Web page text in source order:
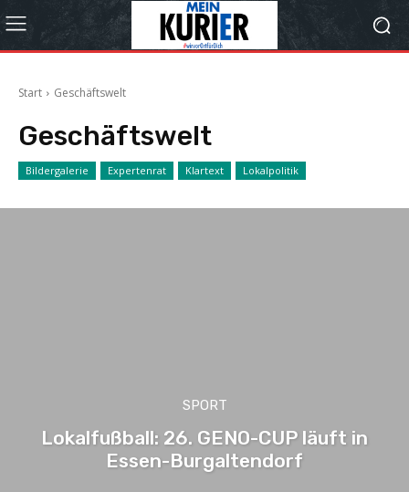
Start Geschäftswelt
Geschäftswelt
Bildergalerie Expertenrat Klartext Lokalpolitik
SPORT
Lokalfußball: 26. GENO-CUP läuft in
Essen-Burgaltendorf